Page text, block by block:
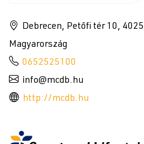
Debrecen, Petőfi tér 10, 4025
Magyarország
0652525100
info@mcdb.hu
http://mcdb.hu